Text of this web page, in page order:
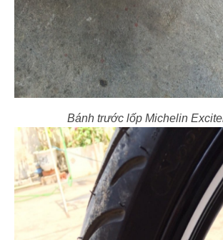
Bánh trước lốp Michelin